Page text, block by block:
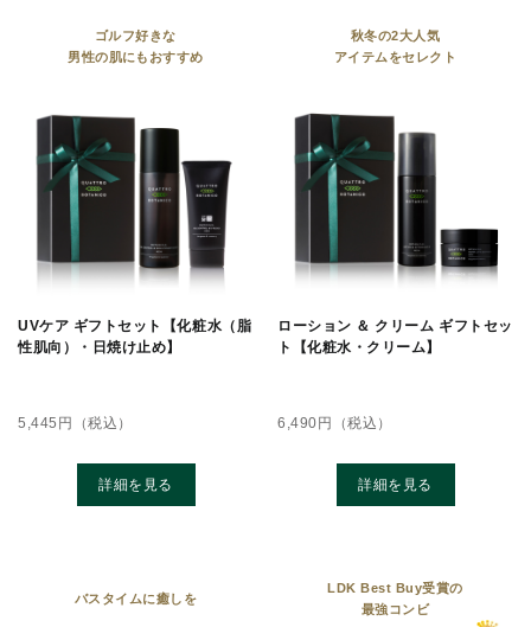
ゴルフ好きな
男性の肌にもおすすめ
UVケア ギフトセット【化粧水（脂
性肌向）・日焼け止め】
5,445 円（税込）
詳細を見る
秋冬の2⼤⼈気
アイテムをセレクト
ローション ＆ クリーム ギフトセッ
ト【化粧水・クリーム】
6,490 円（税込）
詳細を見る
バスタイムに癒しを
LDK Best Buy受賞の
最強コンビ